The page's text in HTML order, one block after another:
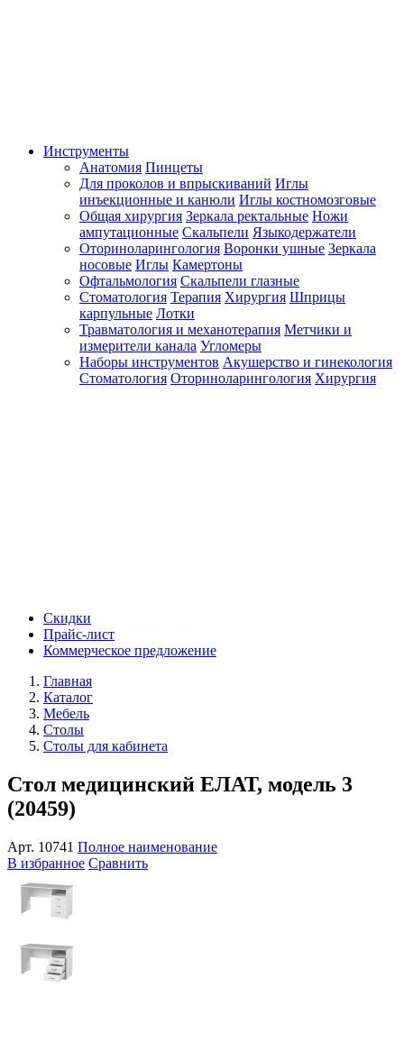
Инструменты
Анатомия Пинцеты
Для проколов и впрыскиваний Иглы
инъекционные и канюли Иглы костномозговые
Общая хирургия Зеркала ректальные Ножи
ампутационные Скальпели Языкодержатели
Оториноларингология Воронки ушные Зеркала
носовые Иглы Камертоны
Офтальмология Скальпели глазные
Стоматология Терапия Хирургия Шприцы
карпульные Лотки
Травматология и механотерапия Метчики и
измерители канала Угломеры
Наборы инструментов Акушерство и гинекология
Стоматология Оториноларингология Хирургия
Скидки
Прайс-лист
Коммерческое предложение
Главная
Каталог
Мебель
Столы
Столы для кабинета
Стол медицинский ЕЛАТ, модель 3
(20459)
Арт. 10741 Полное наименование
В избранное Сравнить